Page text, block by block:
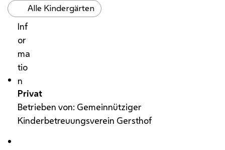
Alle Kindergärten
Inf
or
ma
tio
n
Privat
Betrieben von: Gemeinnütziger
Kinderbetreuungsverein Gersthof